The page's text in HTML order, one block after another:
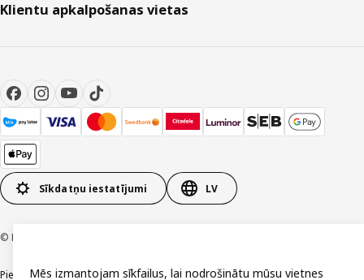
Klientu apkalpošanas vietas
Sīkdatņu iestatījumi LV
© Inter IKEA Systems B.V. 1999-2026
PiekļūstamībaVispārīgi noteikumiPrivātuma un sīkdatņu politikaKontakti
Mēs izmantojam sīkfailus, lai nodrošinātu mūsu vietnes